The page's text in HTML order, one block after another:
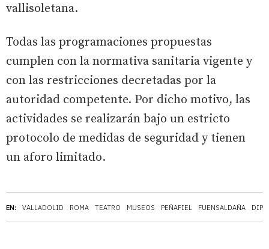
EN: VALLADOLID ROMA TEATRO MUSEOS PEÑAFIEL FUENSALDAÑA
vallisoletana.
Todas las programaciones propuestas
cumplen con la normativa sanitaria vigente y
con las restricciones decretadas por la
autoridad competente. Por dicho motivo, las
actividades se realizarán bajo un estricto
protocolo de medidas de seguridad y tienen
un aforo limitado.